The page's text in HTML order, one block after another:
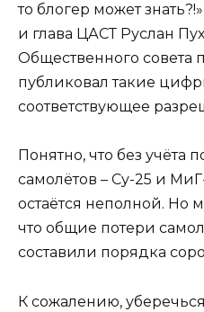
то блогер может
и глава ЦАСТ Руслан
Общественного
публиковал такие
соответствующее
Понятно, что без учёта
самолётов – Су-25 и
остаётся неполной. Но
что общие потери
составили порядка
К сожалению,